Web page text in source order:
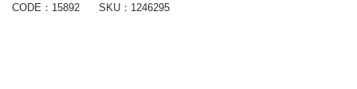
CODE：15892 SKU： 1246295